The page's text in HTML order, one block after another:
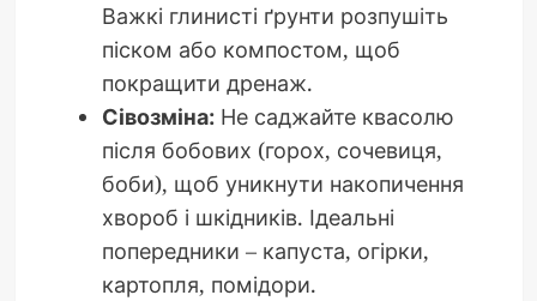
Важкі глинисті ґрунти розпушіть
піском або компостом, щоб
покращити дренаж.
Сівозміна:Не саджайте квасолю
після бобових (горох, сочевиця,
боби), щоб уникнути накопичення
хвороб і шкідників. Ідеальні
попередники – капуста, огірки,
картопля, помідори.